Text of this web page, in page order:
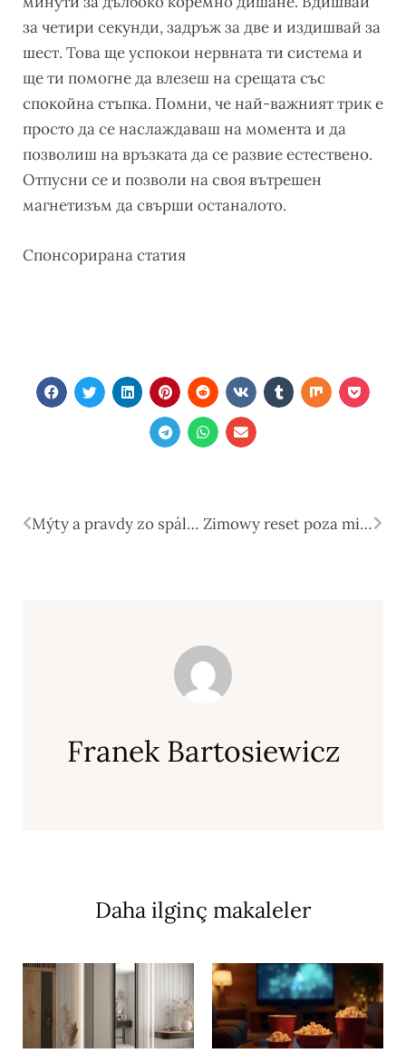
за четири секунди, задръж за две и издишвай за
шест. Това ще успокои нервната ти система и
ще ти помогне да влезеш на срещата със
спокойна стъпка. Помни, че най-важният трик е
просто да се наслаждаваш на момента и да
позволиш на връзката да се развие естествено.
Отпусни се и позволи на своя вътрешен
магнетизъм да свърши останалото.
Cпонсорирана статия
Mýty a pravdy zo spálne Zimowy reset poza miastem. Dlaczego coraz częściej wybieramy aktywny odpoczynek zamiast leniwego urlopu?
Franek Bartosiewicz
Daha ilginç makaleler